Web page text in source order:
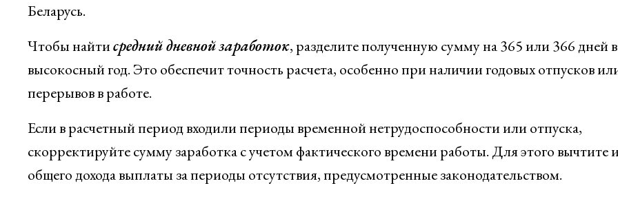
Беларусь.
Чтобы найтисредний дневной заработок, разделите полученную сумму на 365 или 366 дней в
высокосный год. Это обеспечит точность расчета, особенно при наличии годовых отпусков
перерывов в работе.
Если в расчетный период входили периоды временной нетрудоспособности или отпуска,
скорректируйте сумму заработка с учетом фактического времени работы. Для этого вычтите
общего дохода выплаты за периоды отсутствия, предусмотренные законодательством.